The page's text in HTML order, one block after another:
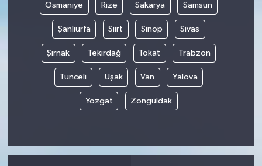
Osmaniye Rize Sakarya Samsun
Şanlıurfa Siirt Sinop Sivas
Şırnak Tekirdağ Tokat Trabzon
Tunceli Uşak Van Yalova
Yozgat Zonguldak